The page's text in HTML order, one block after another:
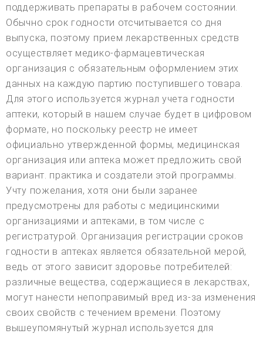
поддерживать препараты в рабочем состоянии.
Обычно срок годности отсчитывается со дня
выпуска, поэтому прием лекарственных средств
осуществляет медико-фармацевтическая
организация с обязательным оформлением этих
данных на каждую партию поступившего товара.
Для этого используется журнал учета годности
аптеки, который в нашем случае будет в цифровом
формате, но поскольку реестр не имеет
официально утвержденной формы, медицинская
организация или аптека может предложить свой
вариант. практика и создатели этой программы.
Учту пожелания, хотя они были заранее
предусмотрены для работы с медицинскими
организациями и аптеками, в том числе с
регистратурой. Организация регистрации сроков
годности в аптеках является обязательной мерой,
ведь от этого зависит здоровье потребителей:
различные вещества, содержащиеся в лекарствах,
могут нанести непоправимый вред из-за изменения
своих свойств с течением времени. Поэтому
вышеупомянутый журнал используется для